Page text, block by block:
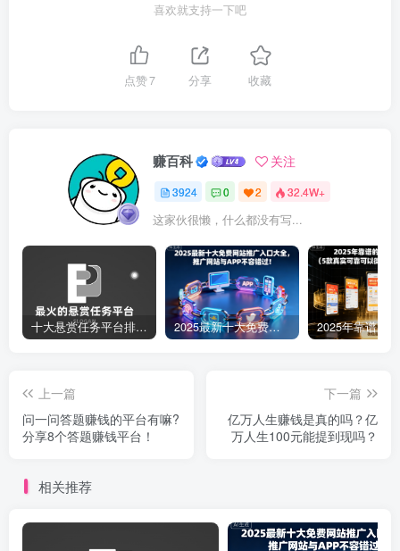
喜欢就支持一下吧
点赞7 分享 收藏
赚百科 关注
3924 0 2 32.4W+
这家伙很懒，什么都没有写...
十大悬赏任务平台排行榜（全网最好的悬赏任务平台） 2025最新十大免费网站推广入口大全，推广网站与APP不容错过！
上一篇
问一问答题赚钱的平台有嘛?
分享8个答题赚钱平台！
下一篇
亿万人生赚钱是真的吗？亿
万人生100元能提到现吗？
相关推荐